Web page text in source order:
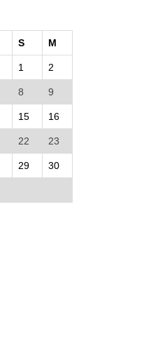
S M
1 2
8 9
15 16
22 23
29 30